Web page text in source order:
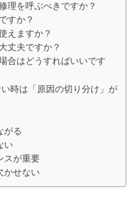
理を呼ぶべきですか？
すか？
えますか？
丈夫ですか？
合はどうすればいいです
時は「原因の切り分け」が
がる
い
スが重要
かせない